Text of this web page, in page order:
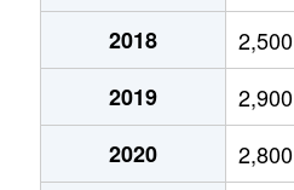
石ケ辻町
4,700万円
上汐
1,900万円
上汐
3,400万円
2018
2,500
2019
2,900
2020
2,800